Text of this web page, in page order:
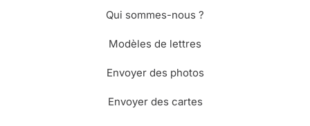
Qui sommes-nous ?
Modèles de lettres
Envoyer des photos
Envoyer des cartes